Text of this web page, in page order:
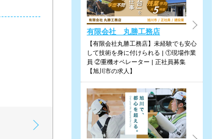
有限会社 丸勝工務店
【有限会社丸勝工務店】未経験でも安心
して技術を身に付けられる | ①現場作業
員 ②重機オペレーター | 正社員募集
【旭川市の求人】